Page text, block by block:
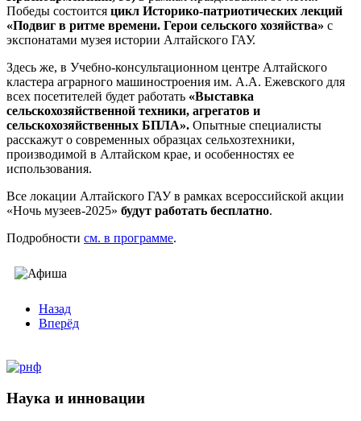
Победы состоится цикл Историко-патриотических лекций
«Подвиг в ритме времени. Герои сельского хозяйства» с
экспонатами музея истории Алтайского ГАУ.
Здесь же, в Учебно-консультационном центре Алтайского
кластера аграрного машиностроения им. А.А. Ежевского для
всех посетителей будет работать «Выставка
сельскохозяйственной техники, агрегатов и
сельскохозяйственных БПЛА». Опытные специалисты
расскажут о современных образцах сельхозтехники,
производимой в Алтайском крае, и особенностях ее
использования.
Все локации Алтайского ГАУ в рамках всероссийской акции
«Ночь музеев-2025» будут работать бесплатно.
Подробности см. в программе.
Назад
Вперёд
Наука и инновации